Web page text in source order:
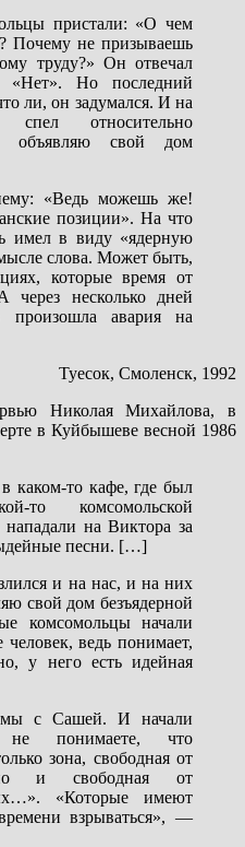
пристали: «О чем
Почему не призываешь
труду?» Он отвечал
«Нет». Но последний
ли, он задумался. И на
спел относительно
свой дом
«Ведь можешь же!
позиции». На что
имел в виду «ядерную
слова. Может быть,
которые время от
через несколько дней
произошла авария на
Туесок, Смоленск, 1992
Николая Михайлова, в
в Куйбышеве весной 1986
каком-то кафе, где был
то комсомольской
на Виктора за
песни. […]
и на нас, и на них
свой дом безъядерной
комсомольцы начали
ведь понимает,
у него есть идейная
мы с Сашей. И начали
не понимаете, что
зона, свободная от
и свободная от
«Которые имеют
взрываться», —